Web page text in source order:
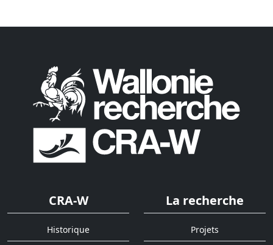
CRA-W
Historique
La recherche
Projets